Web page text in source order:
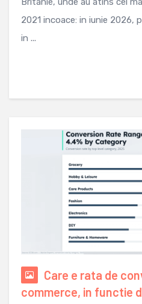
2021 incoace: in iunie 2026,
in ...
Care e rata de
commerce, in functie